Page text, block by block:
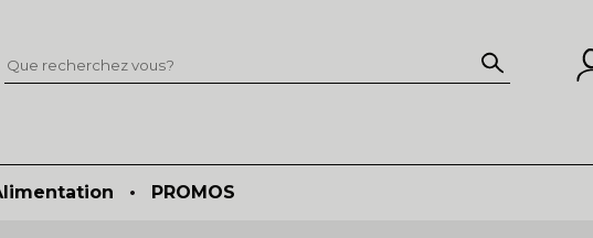
• PROMOS